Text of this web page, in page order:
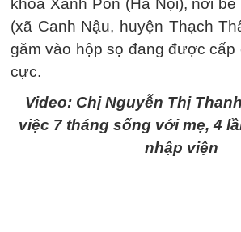
khoa Xanh Pôn (Hà Nội), nơi
(xã Canh Nậu, huyện Thạch
găm vào hộp sọ đang được cấp
cực.
Video: Chị Nguyễn Thị
việc 7 tháng sống với mẹ, 4
nhập viện